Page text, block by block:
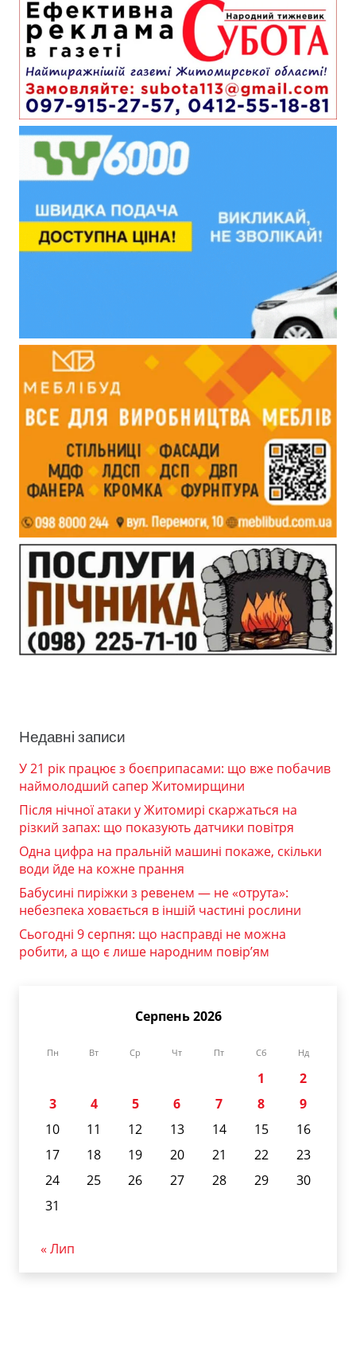
Недавні записи
У 21 рік працює з боєприпасами: що вже побачив
наймолодший сапер Житомирщини
Після нічної атаки у Житомирі скаржаться на
різкий запах: що показують датчики повітря
Одна цифра на пральній машині покаже, скільки
води йде на кожне прання
Бабусині пиріжки з ревенем — не «отрута»:
небезпека ховається в іншій частині рослини
Сьогодні 9 серпня: що насправді не можна
робити, а що є лише народним повір’ям
Серпень 2026
Пн Вт Ср Чт Пт Сб Нд
1
2
3
4 5 6 7 8
9
10
11 12 13 14 15
16
17
18 19 20 21 22
23
24
25 26 27 28 29
30
31
« Лип